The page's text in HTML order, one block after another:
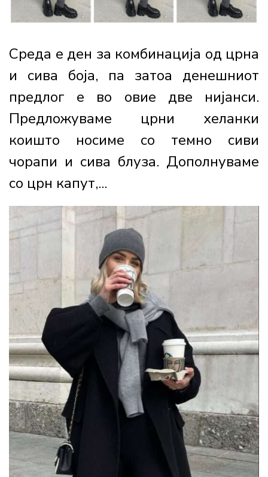
Среда е ден за комбинација од црна
и сива боја, па затоа денешниот
предлог е во овие две нијанси.
Предложуваме црни хеланки
коишто носиме со темно сиви
чорапи и сива блуза. Дополнуваме
со црн капут,...